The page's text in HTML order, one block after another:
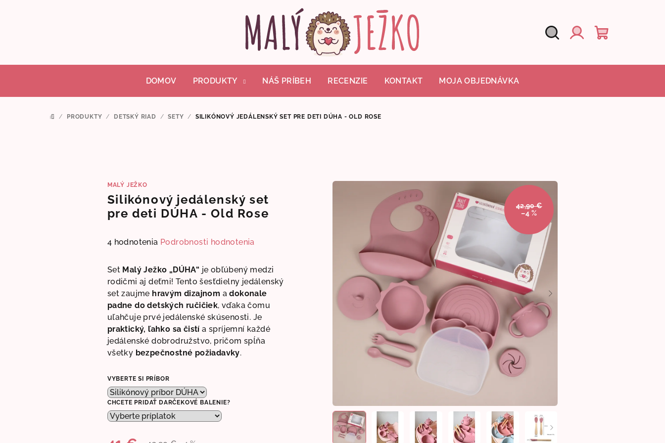
DOMOV PRODUKTY NÁŠ PRÍBEH RECENZIE KONTAKT MOJA OBJEDNÁVKA
DOMOV
/ PRODUKTY / DETSKÝ RIAD / SETY / SILIKÓNOVÝ JEDÁLENSKÝ SET PRE DETI DÚHA - OLD ROSE
MALÝ JEŽKO
Silikónový jedálenský set
pre deti DÚHA - Old Rose
Priemerné
produktu
5,0
5
hviezdičiek.
4 hodnotenia Podrobnosti hodnotenia
Set Malý Ježko „DÚHA“ je obľúbený medzi
rodičmi aj deťmi! Tento šesťdielny jedálenský
set zaujme hravým dizajnom adokonale
padne do detských ručičiek, vďaka čomu
uľahčuje prvé jedálenské skúsenosti. Je
praktický, ľahko sa čistí a spríjemní každé
jedálenské dobrodružstvo, pričom spĺňa
všetky bezpečnostné požiadavky.
VYBERTE SI PRÍBOR
CHCETE PRIDAŤ DARČEKOVÉ BALENIE?
42,90 €
–4 %